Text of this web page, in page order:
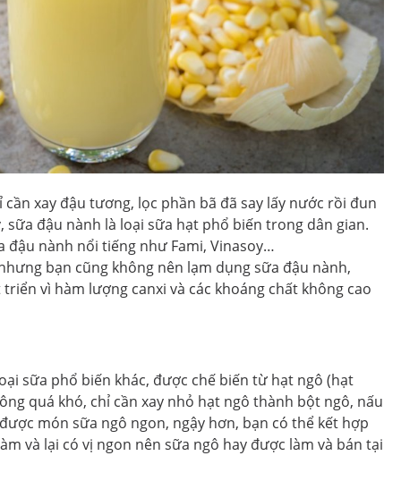
xay đậu tương, lọc phần bã đã say lấy nước rồi đun
đậu nành là loại sữa hạt phổ biến trong dân gian.
đậu nành nổi tiếng như Fami, Vinasoy…
bạn cũng không nên lạm dụng sữa đậu nành,
vì hàm lượng canxi và các khoáng chất không cao
sữa phổ biến khác, được chế biến từ hạt ngô (hạt
quá khó, chỉ cần xay nhỏ hạt ngô thành bột ngô, nấu
món sữa ngô ngon, ngậy hơn, bạn có thể kết hợp
và lại có vị ngon nên sữa ngô hay được làm và bán tại